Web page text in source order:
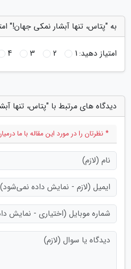
به "پتاس، تنها آبشار نمکی جهان!"
امتیاز دهید:1
2
3
4
دیدگاه های مرتبط با "پتاس، تنها
* نظرتان را در مورد این مقاله با ما